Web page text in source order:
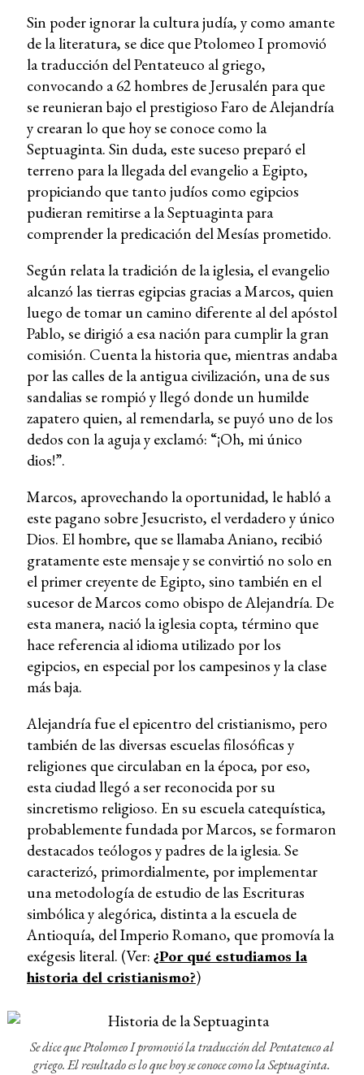
Sin poder ignorar la cultura judía, y como amante
de la literatura, se dice que Ptolomeo I promovió
la traducción del Pentateuco al griego,
convocando a 62 hombres de Jerusalén para que
se reunieran bajo el prestigioso Faro de Alejandría
y crearan lo que hoy se conoce como la
Septuaginta. Sin duda, este suceso preparó el
terreno para la llegada del evangelio a Egipto,
propiciando que tanto judíos como egipcios
pudieran remitirse a la Septuaginta para
comprender la predicación del Mesías prometido.
Según relata la tradición de la iglesia, el evangelio
alcanzó las tierras egipcias gracias a Marcos, quien
luego de tomar un camino diferente al del apóstol
Pablo, se dirigió a esa nación para cumplir la gran
comisión. Cuenta la historia que, mientras andaba
por las calles de la antigua civilización, una de sus
sandalias se rompió y llegó donde un humilde
zapatero quien, al remendarla, se puyó uno de los
dedos con la aguja y exclamó: “¡Oh, mi único
dios!”.
Marcos, aprovechando la oportunidad, le habló a
este pagano sobre Jesucristo, el verdadero y único
Dios. El hombre, que se llamaba Aniano, recibió
gratamente este mensaje y se convirtió no solo en
el primer creyente de Egipto, sino también en el
sucesor de Marcos como obispo de Alejandría. De
esta manera, nació la iglesia copta, término que
hace referencia al idioma utilizado por los
egipcios, en especial por los campesinos y la clase
más baja.
Alejandría fue el epicentro del cristianismo, pero
también de las diversas escuelas filosóficas y
religiones que circulaban en la época, por eso,
esta ciudad llegó a ser reconocida por su
sincretismo religioso. En su escuela catequística,
probablemente fundada por Marcos, se formaron
destacados teólogos y padres de la iglesia. Se
caracterizó, primordialmente, por implementar
una metodología de estudio de las Escrituras
simbólica y alegórica, distinta a la escuela de
Antioquía, del Imperio Romano, que promovía la
exégesis literal. (Ver: ¿Por qué estudiamos la
historia del cristianismo?)
Se dice que Ptolomeo I promovió la traducción del Pentateuco al
griego. El resultado es lo que hoy se conoce como la Septuaginta.